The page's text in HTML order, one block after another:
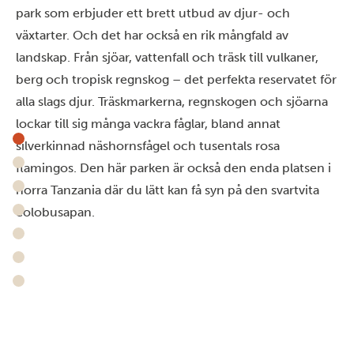
park som erbjuder ett brett utbud av djur- och
växtarter. Och det har också en rik mångfald av
landskap. Från sjöar, vattenfall och träsk till vulkaner,
berg och tropisk regnskog – det perfekta reservatet för
alla slags djur. Träskmarkerna, regnskogen och sjöarna
lockar till sig många vackra fåglar, bland annat
silverkinnad näshornsfågel och tusentals rosa
flamingos. Den här parken är också den enda platsen i
norra Tanzania där du lätt kan få syn på den svartvita
colobusapan.